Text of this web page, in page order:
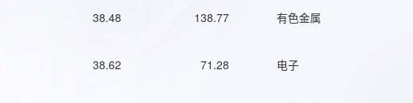
38.48 138.77 有色金属
38.62 71.28 电子